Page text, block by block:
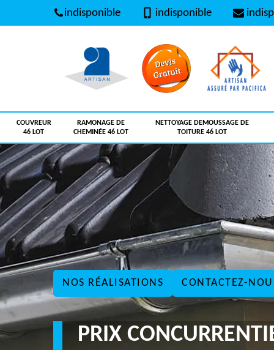
indisponible indisponible
COUVREUR
46 LOT
RAMONAGE DE
CHEMINÉE 46 LOT
NETTOYAGE DEMOUSSAGE DE
TOITURE 46 LOT
NOS RÉALISATIONS CONTACTEZ-
PRIX